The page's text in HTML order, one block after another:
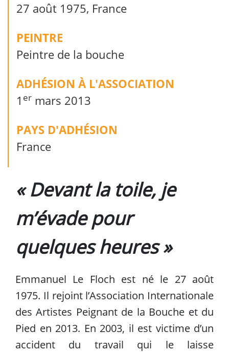
27 août 1975, France
PEINTRE
Peintre de la bouche
ADHÉSION À L'ASSOCIATION
1 er mars 2013
PAYS D'ADHÉSION
France
« Devant la toile, je
m’évade pour
quelques heures »
Emmanuel Le Floch est né le 27 août
1975. Il rejoint l’Association Internationale
des Artistes Peignant de la Bouche et du
Pied en 2013. En 2003, il est victime d’un
accident du travail qui le laisse